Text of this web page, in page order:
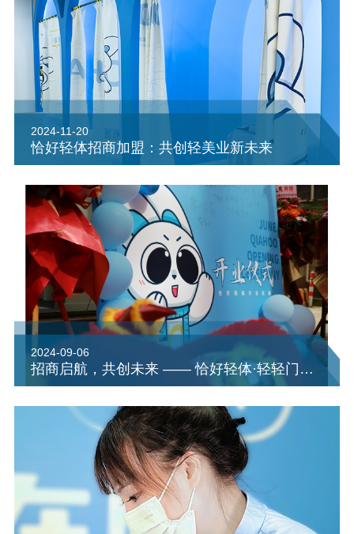
2024-11-20
恰好轻体招商加盟：共创轻美业新未来
2024-09-06
招商启航，共创未来 —— 恰好轻体·轻轻门店，轻装上阵，轻松